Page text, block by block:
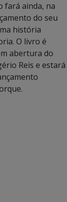
fará ainda, na
do seu
história
O livro é
abertura do
Reis e estará